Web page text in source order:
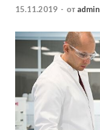
15.11.2019 - от admin